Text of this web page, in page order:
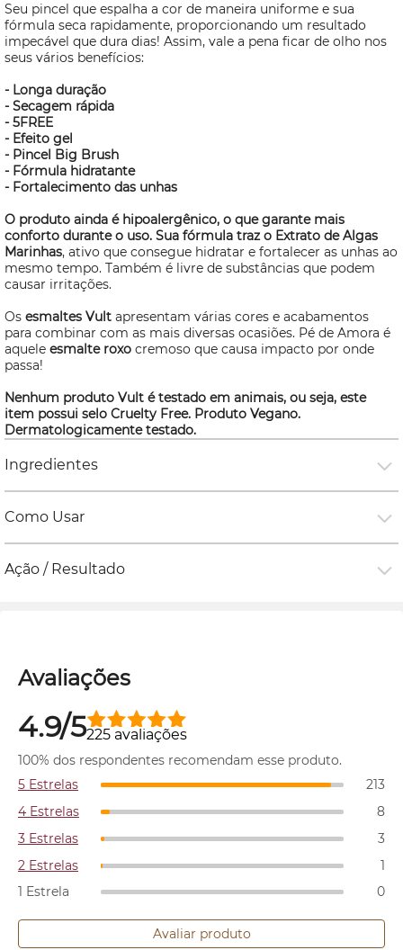
Seu pincel que espalha a cor de maneira uniforme e sua
fórmula seca rapidamente, proporcionando um resultado
impecável que dura dias! Assim, vale a pena ficar de olho nos
seus vários benefícios:
- Longa duração
- Secagem rápida
- 5FREE
- Efeito gel
- Pincel Big Brush
- Fórmula hidratante
- Fortalecimento das unhas
O produto ainda é hipoalergênico, o que garante mais
conforto durante o uso. Sua fórmula traz o Extrato de Algas
Marinhas, ativo que consegue hidratar e fortalecer as unhas ao
mesmo tempo. Também é livre de substâncias que podem
causar irritações.
Os esmaltes Vult apresentam várias cores e acabamentos
para combinar com as mais diversas ocasiões. Pé de Amora é
aquele esmalte roxo cremoso que causa impacto por onde
passa!
Nenhum produto Vult é testado em animais, ou seja, este
item possui selo Cruelty Free. Produto Vegano.
Dermatologicamente testado.
Ingredientes
Como Usar
Ação / Resultado
Avaliações
4.9/5225 avaliações
100% dos respondentes recomendam esse produto.
5 Estrelas
213
4 Estrelas
8
3 Estrelas
3
2 Estrelas
1
1 Estrela
0
Avaliar produto